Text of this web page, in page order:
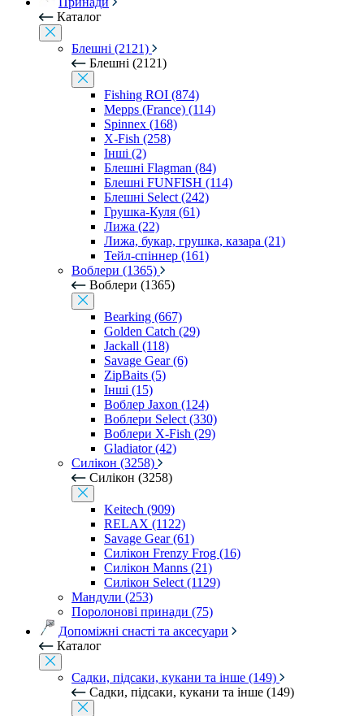
Каталог
Блешні (2121)
Блешні (2121)
Fishing ROI (874)
Mepps (France) (114)
Spinnex (168)
X-Fish (258)
Інші (2)
Блешні Flagman (84)
Блешні FUNFISH (114)
Блешні Select (242)
Грушка-Куля (61)
Лижа (22)
Лижа, букар, грушка, казара (21)
Тейл-спіннер (161)
Воблери (1365)
Воблери (1365)
Bearking (667)
Golden Catch (29)
Jackall (118)
Savage Gear (6)
ZipBaits (5)
Інші (15)
Воблер Jaxon (124)
Воблери Select (330)
Воблери X-Fish (29)
Gladiator (42)
Силікон (3258)
Силікон (3258)
Keitech (909)
RELAX (1122)
Savage Gear (61)
Силікон Frenzy Frog (16)
Силікон Manns (21)
Силікон Select (1129)
Мандули (253)
Поролонові принади (75)
Допоміжні снасті та аксесуари
Каталог
Садки, підсаки, кукани та інше (149)
Садки, підсаки, кукани та інше (149)